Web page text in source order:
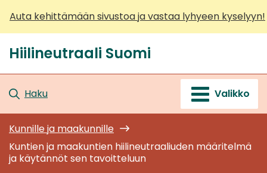
sisältöön
Auta kehittämään sivustoa ja vastaa lyhyeen kyselyyn!
Etusivu
Hiilineutraali Suomi
Haku Valikko
Kunnille ja maakunnille
Kuntien ja maakuntien hiilineutraaliuden määritelmä
ja käytännöt sen tavoitteluun